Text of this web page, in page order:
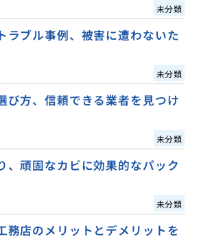
未分類
ラブル事例、被害に遭わないた
未分類
び方、信頼できる業者を見つけ
未分類
、頑固なカビに効果的なパック
未分類
務店のメリットとデメリットを